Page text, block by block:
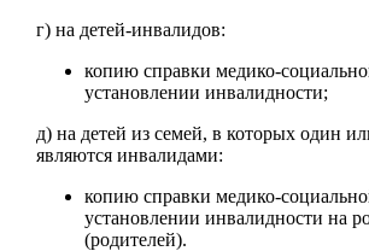
г) на детей-инвалидов:
копию справки медико-
установлении инвалидности;
д) на детей из семей, в которых один
являются инвалидами:
копию справки медико-
установлении инвалидности на
(родителей).